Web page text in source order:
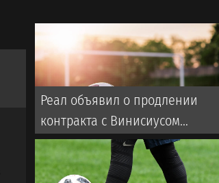
Реал объявил о продлении
контракта с Винисиусом
(ВИДЕО)